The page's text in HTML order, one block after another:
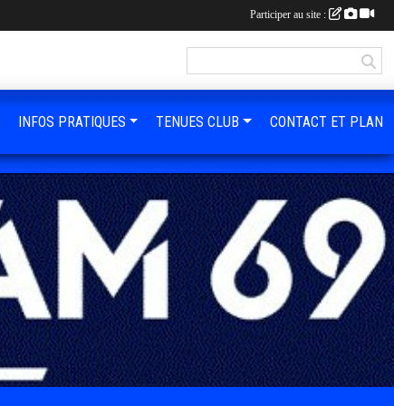
INFOS PRATIQUES TENUES CLUB CONTACT ET PLAN
Participer au site :